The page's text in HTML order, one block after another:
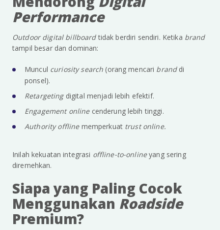
Performance
Outdoor digital billboardtidak berdiri sendiri. Ketika brand
tampil besar dan dominan:
Muncul curiosity search (orang mencari brand di
ponsel).
Retargeting digital menjadi lebih efektif.
Engagement online cenderung lebih tinggi.
Authority offline memperkuat trust online.
Inilah kekuatan integrasi offline-to-onlineyang sering
diremehkan.
Siapa yang Paling Cocok
Menggunakan Roadside
Premium?